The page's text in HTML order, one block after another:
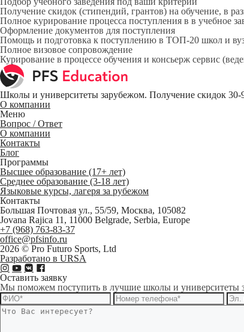
Получение скидок (стипендий, грантов) на обучение, в
Полное курирование процесса поступления в в учебное
Оформление документов для поступления
Помощь и подготовка к поступлению в ТОП-20 школ и
Полное визовое сопровождение
Курирование в процессе обучения и консьерж сервис
Школы и университеты зарубежом. Получение скидок
О компании
Меню
Вопрос / Ответ
О компании
Контакты
Блог
Программы
Высшее образование (17+ лет)
Среднее образование (3-18 лет)
Языковые курсы, лагеря за рубежом
Контакты
Большая Почтовая ул., 55/59, Москва, 105082
Jovana Rajica 11, 11000 Belgrade, Serbia, Europe
+7 (968) 763-83-37
office@pfsinfo.ru
2026 © Pro Futuro Sports, Ltd
Разработано в URSA
Оставить заявку
Мы поможем поступить в лучшие школы и университеты